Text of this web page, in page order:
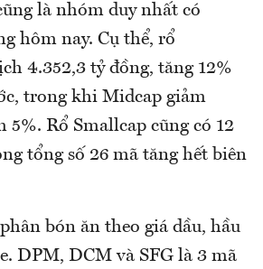
là nhóm duy nhất có
hôm nay. Cụ thể, rổ
4.352,3 tỷ đồng, tăng 12%
trong khi Midcap giảm
5%. Rổ Smallcap cũng có 12
tổng số 26 mã tăng hết biên
bón ăn theo giá dầu, hầu
DPM, DCM và SFG là 3 mã